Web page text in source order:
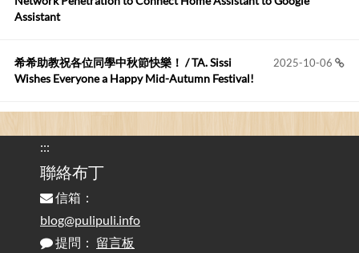
您好,首先肯定感謝您造福許多莘莘學子。有...
Assistant
2025-10-06
希希助教祝各位同學中秋節快樂！ / TA. Sissi
Wishes Everyone a Happy Mid-Autumn Festival!
的問題 / Are You Tired of Looking at the Computer? Pay More
Attention to Glare Than the Screen
為何桌前打字總是腰痠背痛？桌子高度和螢幕高度
對人體工學的影響 / The Effect of Desk and Monitor Height on
Ergonomics: Why Does Typing at a Desk Often Lead to Back Pain?
:::
聯絡布丁
信箱：
blog@pulipuli.info
提問： 留言板